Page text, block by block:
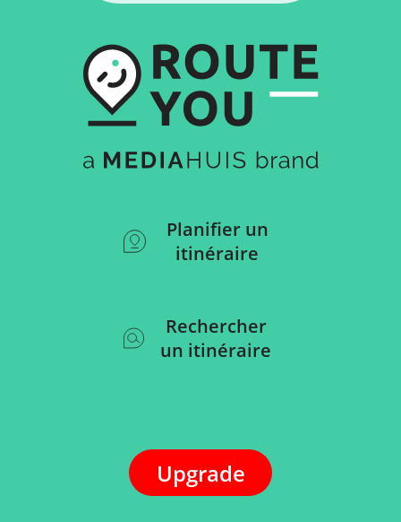
Planifier un
itinéraire
Rechercher
un itinéraire
Upgrade